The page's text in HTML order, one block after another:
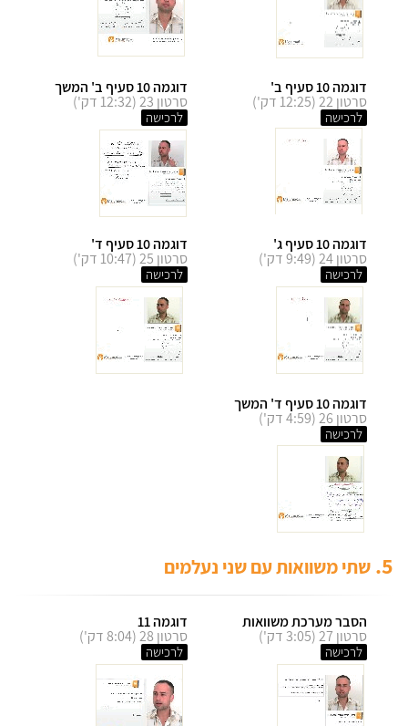
דוגמה 10 סעיף ב'
סרטון 22 (12:25 דק')
לרכישה
דוגמה 10 סעיף ב' המשך
סרטון 23 (12:32 דק')
לרכישה
דוגמה 10 סעיף ג'
סרטון 24 (9:49 דק')
לרכישה
דוגמה 10 סעיף ד'
סרטון 25 (10:47 דק')
לרכישה
דוגמה 10 סעיף ד' המשך
סרטון 26 (4:59 דק')
לרכישה
5. שתי משוואות עם שני נעלמים
הסבר מערכת משוואות
סרטון 27 (3:05 דק')
לרכישה
דוגמה 11
סרטון 28 (8:04 דק')
לרכישה